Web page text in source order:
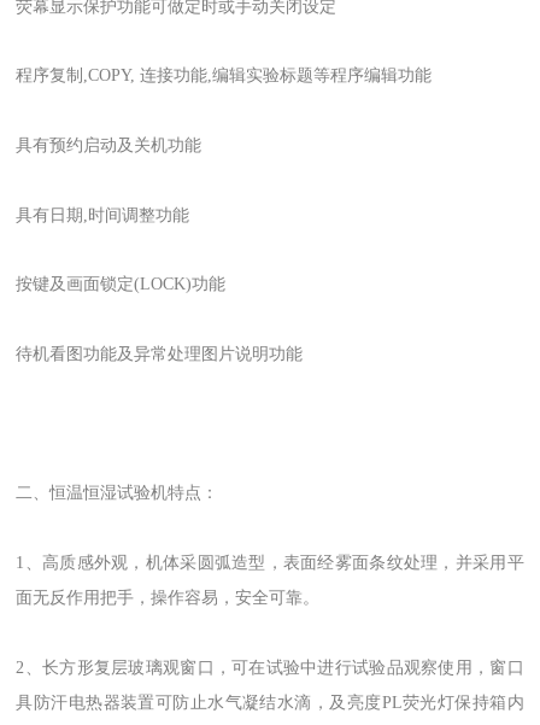
荧幕显示保护功能可做定时或手动关闭设定
程序复制,COPY, 连接功能,编辑实验标题等程序编辑功能
具有预约启动及关机功能
具有日期,时间调整功能
按键及画面锁定(LOCK)功能
待机看图功能及异常处理图片说明功能
二、恒温恒湿试验机特点：
1、高质感外观，机体采圆弧造型，表面经雾面条纹处理，并采用平
面无反作用把手，操作容易，安全可靠。
2、长方形复层玻璃观窗口，可在试验中进行试验品观察使用，窗口
具防汗电热器装置可防止水气凝结水滴，及亮度PL荧光灯保持箱内